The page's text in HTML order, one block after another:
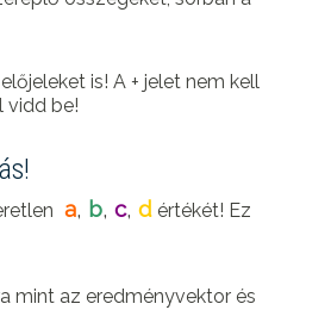
is! A + jelet nem kell
vidd be!
a, b, c, d értékét! Ez
mint az eredményvektor és